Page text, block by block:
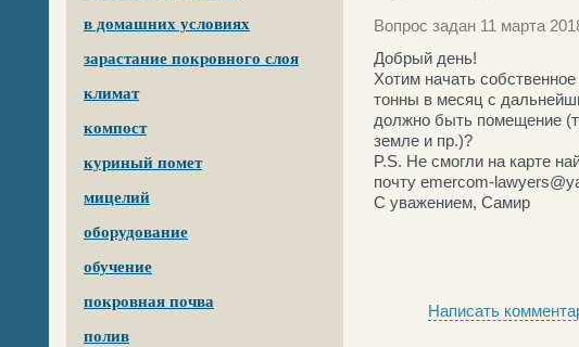
в домашних условиях
зарастание покровного слоя
климат
компост
куриный помет
мицелий
оборудование
обучение
покровная почва
полив
Вопрос задан 11 марта
Добрый день!
Хотим начать
тонны в месяц с
должно быть помещение
земле и пр.)?
P.S. Не смогли на карте
почту emercom-
С уважением, Самир
Написать